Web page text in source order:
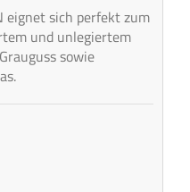
eignet sich perfekt zum
und unlegiertem
sowie